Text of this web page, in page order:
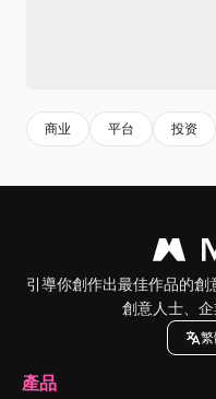
商业 平台 投资
引導你創作出最佳作品的
創意人士、企
產品